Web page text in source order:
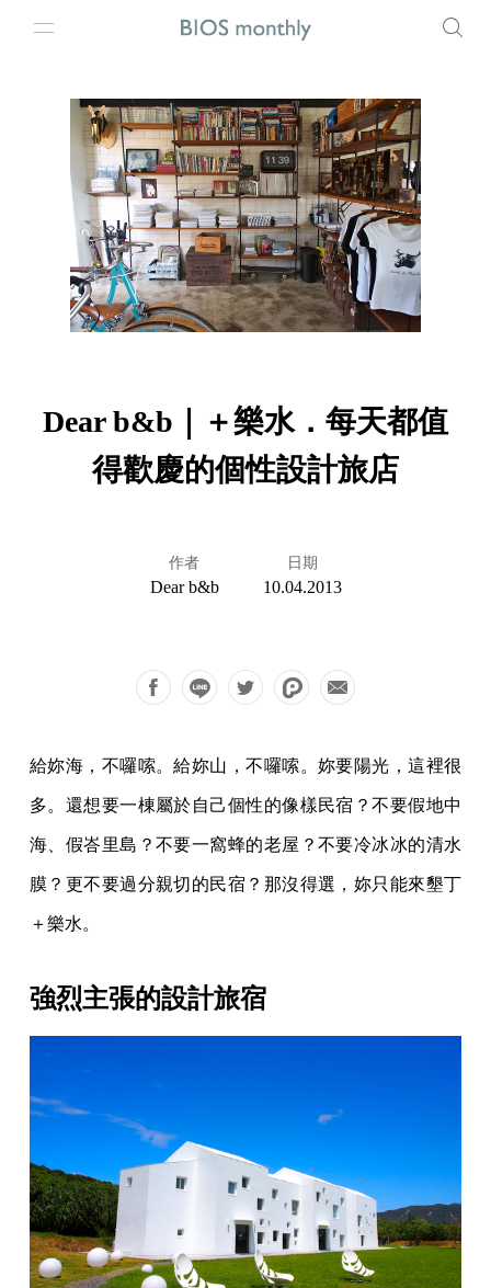
Dear b&b｜＋樂水．每天都值
得歡慶的個性設計旅店
作者
Dear b&b
日期
10.04.2013
給妳海，不囉嗦。給妳山，不囉嗦。妳要陽光，這裡很
多。還想要一棟屬於自己個性的像樣民宿？不要假地中
海、假峇里島？不要一窩蜂的老屋？不要冷冰冰的清水
膜？更不要過分親切的民宿？那沒得選，妳只能來墾丁
＋樂水。
強烈主張的設計旅宿